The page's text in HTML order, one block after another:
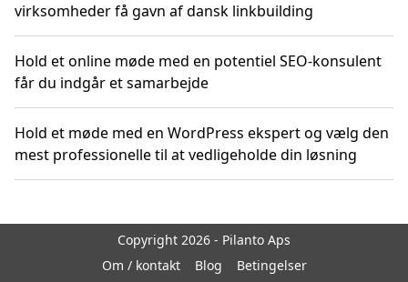
virksomheder få gavn af dansk linkbuilding
Hold et online møde med en potentiel SEO-konsulent
får du indgår et samarbejde
Hold et møde med en WordPress ekspert og vælg den
mest professionelle til at vedligeholde din løsning
Copyright 2026 - Pilanto Aps
Om / kontakt
Blog Betingelser